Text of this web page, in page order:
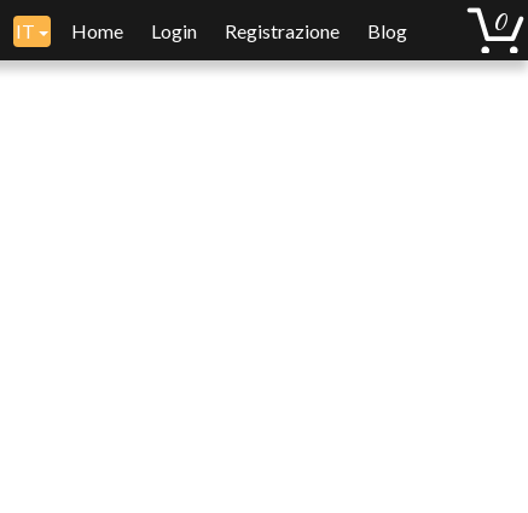
IT Home Login Registrazione Blog